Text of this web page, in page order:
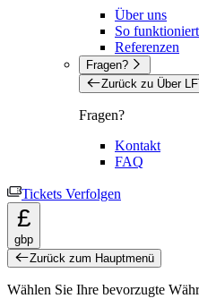
Über uns
So
Referenzen
Fragen?
Zurück zu Über
Fragen?
Kontakt
FAQ
Tickets Verfolgen
£
gbp
Zurück zum Hauptmenü
Wählen Sie Ihre bevorzugte